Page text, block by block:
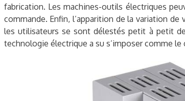
fabrication. Les machines-outils électriques
commande. Enfin, l’apparition de la variation
les utilisateurs se sont délestés petit à petit
technologie électrique a su s’imposer comme